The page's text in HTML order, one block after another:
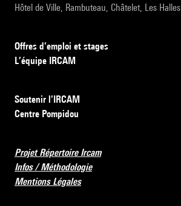
Hôtel de Ville, Rambuteau, Châtelet, Les Halles
Offres d’emploi et stages
L’équipe IRCAM
Soutenir l’IRCAM
Centre Pompidou
Projet Répertoire Ircam
Infos / Méthodologie
Mentions Légales